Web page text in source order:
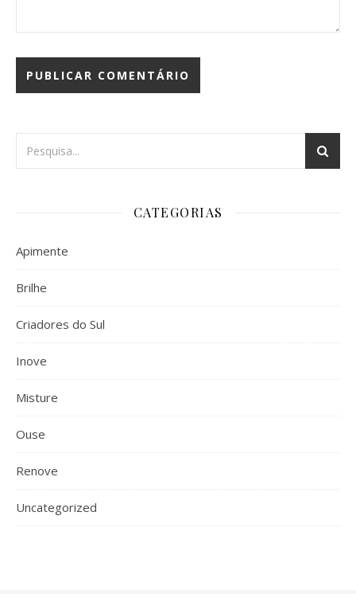
CATEGORIAS
Apimente
Brilhe
Criadores do Sul
Inove
Misture
Ouse
Renove
Uncategorized